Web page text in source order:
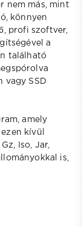
nem más, mint
könnyen
profi szoftver,
a
található
vagy SSD
amely
kívül
Iso, Jar,
is,